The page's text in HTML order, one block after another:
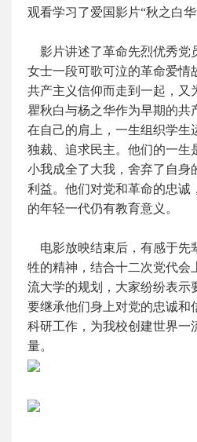
观看学习了爱国影片“秋之白华
影片讲述了革命先烈优秀党
女士一段可歌可泣的革命爱情
共产主义信仰而走到一起，又
瞿秋白与杨之华作为早期的共
在自己的肩上，一生组织学生
独裁、追求民主。他们的一生
小我成全了大我，舍弃了自身
利益。他们对党和革命的忠诚
的年轻一代仍有教育意义。
电影放映结束后，有感于先
牲的精神，结合十二次党代会
流大学的规划，大家纷纷表示
要继承他们身上对党的忠诚和
科研工作，为我校创建世界一
量。